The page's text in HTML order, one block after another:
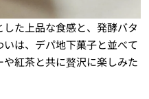
た上品な食感と、発酵バタ
は、デパ地下菓子と並べて
紅茶と共に贅沢に楽しみた